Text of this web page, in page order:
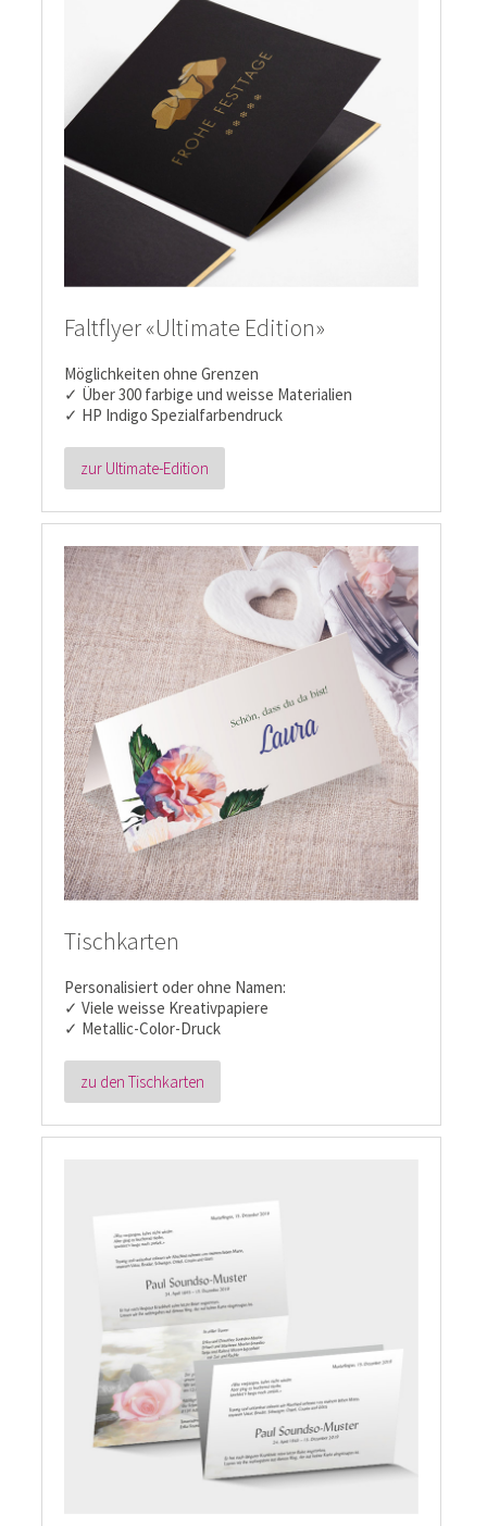
Faltflyer «Ultimate Edition»
Möglichkeiten ohne Grenzen
✓ Über 300 farbige und weisse Materialien
✓ HP Indigo Spezialfarbendruck
zur Ultimate-Edition
Tischkarten
Personalisiert oder ohne Namen:
✓ Viele weisse Kreativpapiere
✓ Metallic-Color-Druck
zu den Tischkarten